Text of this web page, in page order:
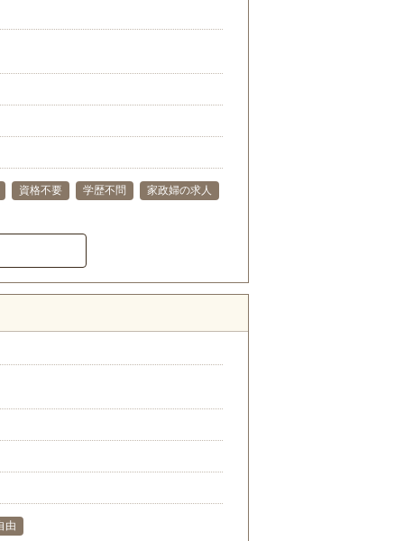
資格不要 学歴不問
家政婦の求人
由